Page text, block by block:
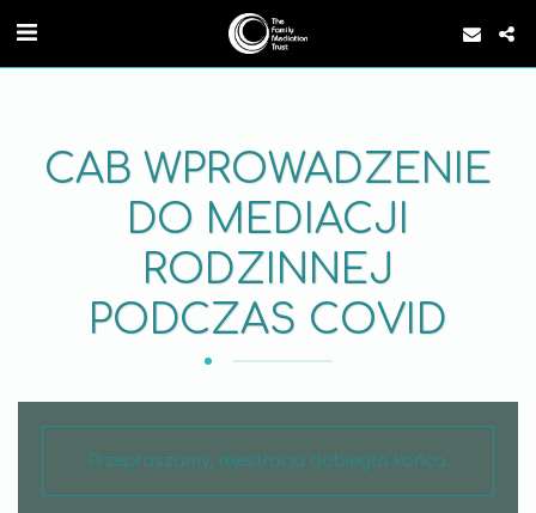
CAB WPROWADZENIE
DO MEDIACJI
RODZINNEJ
PODCZAS COVID
Przepraszamy, rejestracja dobiegła końca.